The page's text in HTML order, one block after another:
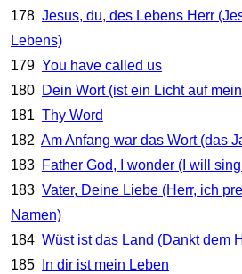
178 Jesus, du, des Lebens Herr
Lebens)
179 You have called us
180 Dein Wort (ist ein Licht auf
181 Thy Word
182 Am Anfang war das Wort (das
183 Father God, I wonder (I will
183 Vater, Deine Liebe (Herr, ich
Namen)
184 Wüst ist das Land (Dankt dem
185
In dir ist mein Leben